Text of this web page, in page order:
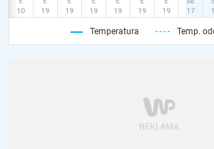
Temperatura Temp.